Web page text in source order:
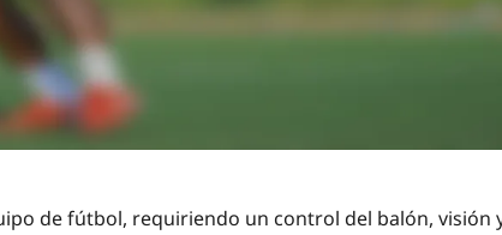
de fútbol, requiriendo un control del balón, visión